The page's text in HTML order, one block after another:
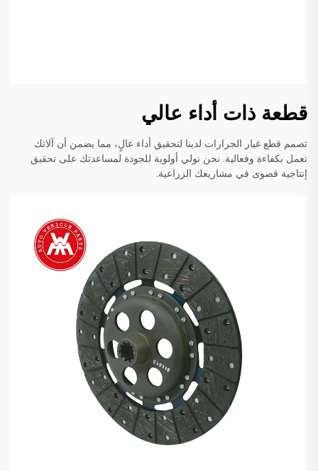
قطعة ذات أداء عالي
تصمم قطع غيار الجرارات لدينا لتحقيق أداء عالٍ، مما يضمن أن آلاتك
تعمل بكفاءة وفعالية. نحن نولي أولوية للجودة لمساعدتك على تحقيق
إنتاجية قصوى في مشاريعك الزراعية.